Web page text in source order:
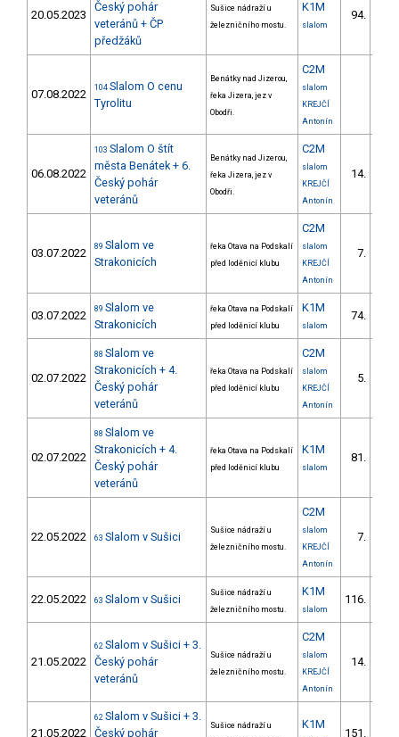
20.05.2023
Český pohár
veteránů + ČP
předžáků
Sušice nádraží u
železničního mostu.
K1M
slalom
94.
07.08.2022 104 Slalom O cenu
Tyrolitu
Benátky nad Jizerou,
řeka Jizera, jez v
Obodři.
C2M
slalom
KREJČÍ
Antonín
06.08.2022
103 Slalom O štít
města Benátek + 6.
Český pohár
veteránů
Benátky nad Jizerou,
řeka Jizera, jez v
Obodři.
C2M
slalom
KREJČÍ
Antonín
14.
03.07.2022 89 Slalom ve
Strakonicích
řeka Otava na Podskalí
před loděnicí klubu
C2M
slalom
KREJČÍ
Antonín
7.
03.07.2022 89 Slalom ve
Strakonicích
řeka Otava na Podskalí
před loděnicí klubu
K1M
slalom
74.
02.07.2022
88 Slalom ve
Strakonicích + 4.
Český pohár
veteránů
řeka Otava na Podskalí
před loděnicí klubu
C2M
slalom
KREJČÍ
Antonín
5.
02.07.2022
88 Slalom ve
Strakonicích + 4.
Český pohár
veteránů
řeka Otava na Podskalí
před loděnicí klubu
K1M
slalom
81.
22.05.2022 63 Slalom v Sušici
Sušice nádraží u
železničního mostu.
C2M
slalom
KREJČÍ
Antonín
7.
22.05.2022 63 Slalom v Sušici
Sušice nádraží u
železničního mostu.
K1M
slalom
116.
21.05.2022
62 Slalom v Sušici + 3.
Český pohár
veteránů
Sušice nádraží u
železničního mostu.
C2M
slalom
KREJČÍ
Antonín
14.
21.05.2022
62 Slalom v Sušici + 3.
Český pohár
Sušice nádraží u
K1M
151.